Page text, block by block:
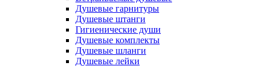
Душевые гарнитуры
Душевые штанги
Гигиенические души
Душевые комплекты
Душевые шланги
Душевые лейки